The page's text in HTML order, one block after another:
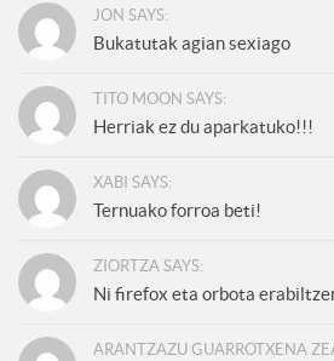
JON SAYS:
Bukatutak agian sexiago
TITO MOON SAYS:
Herriak ez du aparkatuko!!!
XABI SAYS:
Ternuako forroa beti!
ZIORTZA SAYS:
Ni firefox eta orbota
ARANTZAZU GUARROTXENA